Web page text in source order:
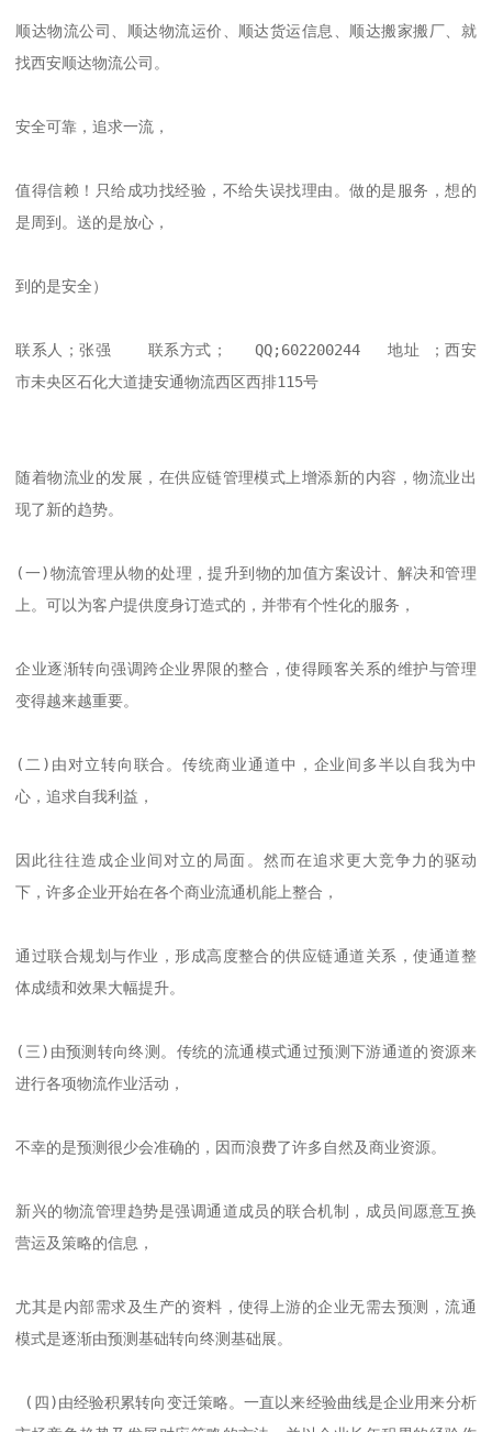
顺达物流公司、顺达物流运价、顺达货运信息、顺达搬家搬厂、就
找西安顺达物流公司。
安全可靠，追求一流，
值得信赖！只给成功找经验，不给失误找理由。做的是服务，想的
是周到。送的是放心，
到的是安全）
联系人；张强    联系方式；   QQ;602200244   地址 ；西安
市未央区石化大道捷安通物流西区西排115号
随着物流业的发展，在供应链管理模式上增添新的内容，物流业出
现了新的趋势。
(一)物流管理从物的处理，提升到物的加值方案设计、解决和管理
上。可以为客户提供度身订造式的，并带有个性化的服务，
企业逐渐转向强调跨企业界限的整合，使得顾客关系的维护与管理
变得越来越重要。
(二)由对立转向联合。传统商业通道中，企业间多半以自我为中
心，追求自我利益，
因此往往造成企业间对立的局面。然而在追求更大竞争力的驱动
下，许多企业开始在各个商业流通机能上整合，
通过联合规划与作业，形成高度整合的供应链通道关系，使通道整
体成绩和效果大幅提升。
(三)由预测转向终测。传统的流通模式通过预测下游通道的资源来
进行各项物流作业活动，
不幸的是预测很少会准确的，因而浪费了许多自然及商业资源。
新兴的物流管理趋势是强调通道成员的联合机制，成员间愿意互换
营运及策略的信息，
尤其是内部需求及生产的资料，使得上游的企业无需去预测，流通
模式是逐渐由预测基础转向终测基础展。